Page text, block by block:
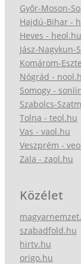
Győr-Moson-
Hajdú-Bihar -
Heves - heol.hu
Jász-Nagykun-
Komárom-
Nógrád -
Somogy -
Szabolcs-
Tolna - teol.hu
Vas - vaol.hu
Veszprém -
Zala - zaol.hu
Közélet
szabadfold.hu
hirtv.hu
origo.hu